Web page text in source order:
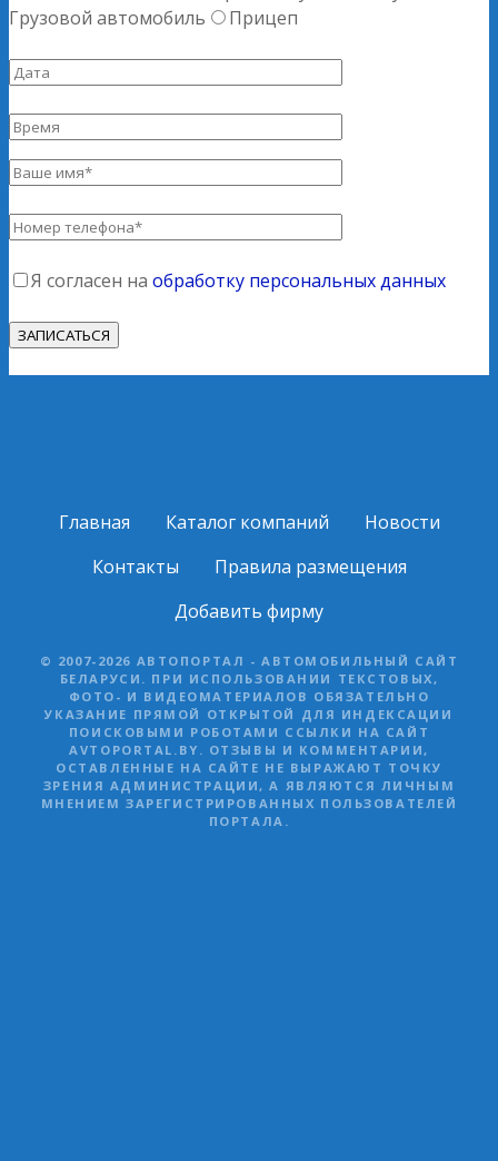
Грузовой автомобиль
Прицеп
Я согласен на обработку персональных данных
Главная Каталог компаний
Новости
Контакты
Правила размещения
Добавить фирму
© 2007-2026 АВТОПОРТАЛ - АВТОМОБИЛЬНЫЙ САЙТ
БЕЛАРУСИ. ПРИ ИСПОЛЬЗОВАНИИ ТЕКСТОВЫХ,
ФОТО- И ВИДЕОМАТЕРИАЛОВ ОБЯЗАТЕЛЬНО
УКАЗАНИЕ ПРЯМОЙ ОТКРЫТОЙ ДЛЯ ИНДЕКСАЦИИ
ПОИСКОВЫМИ РОБОТАМИ ССЫЛКИ НА САЙТ
AVTOPORTAL.BY. ОТЗЫВЫ И КОММЕНТАРИИ,
ОСТАВЛЕННЫЕ НА САЙТЕ НЕ ВЫРАЖАЮТ ТОЧКУ
ЗРЕНИЯ АДМИНИСТРАЦИИ, А ЯВЛЯЮТСЯ ЛИЧНЫМ
МНЕНИЕМ ЗАРЕГИСТРИРОВАННЫХ ПОЛЬЗОВАТЕЛЕЙ
ПОРТАЛА.